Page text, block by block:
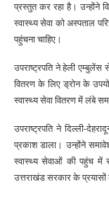
प्रस्तुत कर रहा है। उन्होंने
स्वास्थ्य सेवा को अस्पताल
पहुंचना चाहिए।
उपराष्ट्रपति ने हेली एम्बुलेंस
वितरण के लिए ड्रोन के
स्वास्थ्य सेवा वितरण में लंबे
उपराष्ट्रपति ने दिल्ली-
प्रकाश डाला। उन्होंने
स्वास्थ्य सेवाओं की पहुंच में
उत्तराखंड सरकार के प्रयासों